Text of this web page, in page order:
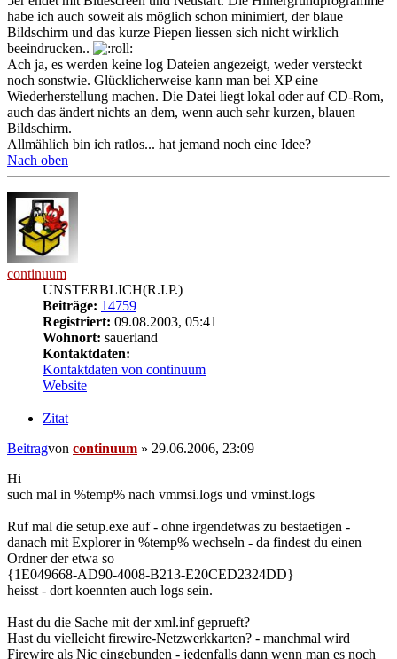
habe ich auch soweit als möglich schon minimiert, der blaue
Bildschirm und das kurze Piepen liessen sich nicht wirklich
beeindrucken..
Ach ja, es werden keine log Dateien angezeigt, weder versteckt
noch sonstwie. Glücklicherweise kann man bei XP eine
Wiederherstellung machen. Die Datei liegt lokal oder auf CD-Rom,
auch das ändert nichts an dem, wenn auch sehr kurzen, blauen
Bildschirm.
Allmählich bin ich ratlos... hat jemand noch eine Idee?
Nach oben
continuum
UNSTERBLICH(R.I.P.)
Beiträge: 14759
Registriert: 09.08.2003, 05:41
Wohnort: sauerland
Kontaktdaten:
Kontaktdaten von continuum
Website
Zitat
Beitragvon continuum » 29.06.2006, 23:09
Hi
such mal in %temp% nach vmmsi.logs und vminst.logs
Ruf mal die setup.exe auf - ohne irgendetwas zu bestaetigen -
danach mit Explorer in %temp% wechseln - da findest du einen
Ordner der etwa so
{1E049668-AD90-4008-B213-E20CED2324DD}
heisst - dort koennten auch logs sein.
Hast du die Sache mit der xml.inf geprueft?
Hast du vielleicht firewire-Netzwerkkarten? - manchmal wird
Firewire als Nic eingebunden - jedenfalls dann wenn man es noch